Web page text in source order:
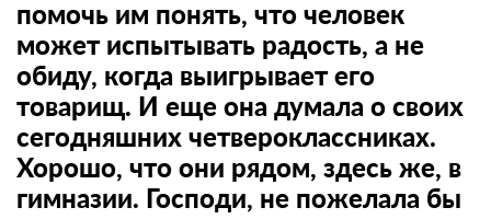
помочь им понять, что человек
может испытывать радость, а не
обиду, когда выигрывает его
товарищ. И еще она думала о своих
сегодняшних четвероклассниках.
Хорошо, что они рядом, здесь же, в
гимназии. Господи, не пожелала бы